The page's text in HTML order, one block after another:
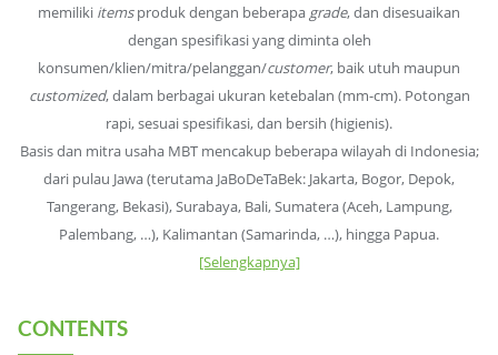
memiliki itemsproduk dengan beberapa grade, dan disesuaikan
dengan spesifikasi yang diminta oleh
konsumen/klien/mitra/pelanggan/customer, baik utuh maupun
customized, dalam berbagai ukuran ketebalan (mm-cm). Potongan
rapi, sesuai spesifikasi, dan bersih (higienis).
Basis dan mitra usaha MBT mencakup beberapa wilayah di Indonesia;
dari pulau Jawa (terutama JaBoDeTaBek: Jakarta, Bogor, Depok,
Tangerang, Bekasi), Surabaya, Bali, Sumatera (Aceh, Lampung,
Palembang, …), Kalimantan (Samarinda, …), hingga Papua.
[Selengkapnya]
CONTENTS